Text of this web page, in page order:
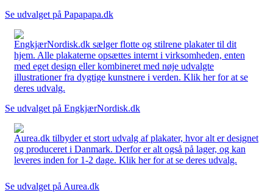
Se udvalget på Papapapa.dk
EngkjærNordisk.dk sælger flotte og stilrene plakater til dit
hjem. Alle plakaterne opsættes internt i virksomheden, enten
med eget design eller kombineret med nøje udvalgte
illustrationer fra dygtige kunstnere i verden. Klik her for at se
deres udvalg.
Se udvalget på EngkjærNordisk.dk
Aurea.dk tilbyder et stort udvalg af plakater, hvor alt er designet
og produceret i Danmark. Derfor er alt også på lager, og kan
leveres inden for 1-2 dage. Klik her for at se deres udvalg.
Se udvalget på Aurea.dk